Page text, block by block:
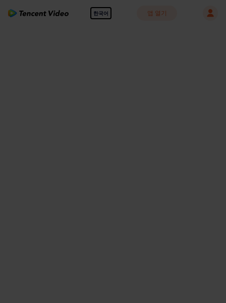
한국어 앱 열기